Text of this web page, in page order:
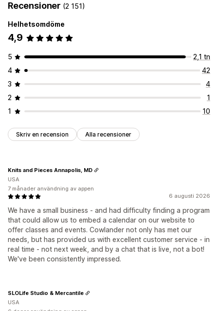
Recensioner (2 151)
Helhetsomdöme
4,9
5
2,1 tn
4
42
3
4
2
1
1
10
Skriv en recension Alla recensioner
6 augusti 2026
We have a small business - and had difficulty finding a program
that could allow us to embed a calendar on our website to
offer classes and events. Cowlander not only has met our
needs, but has provided us with excellent customer service - in
real time - not next week, and by a chat that is live, not a bot!
We've been consistently impressed.
Knits and Pieces Annapolis, MD
USA
7 månader användning av appen
SLOLife Studio & Mercantile
USA